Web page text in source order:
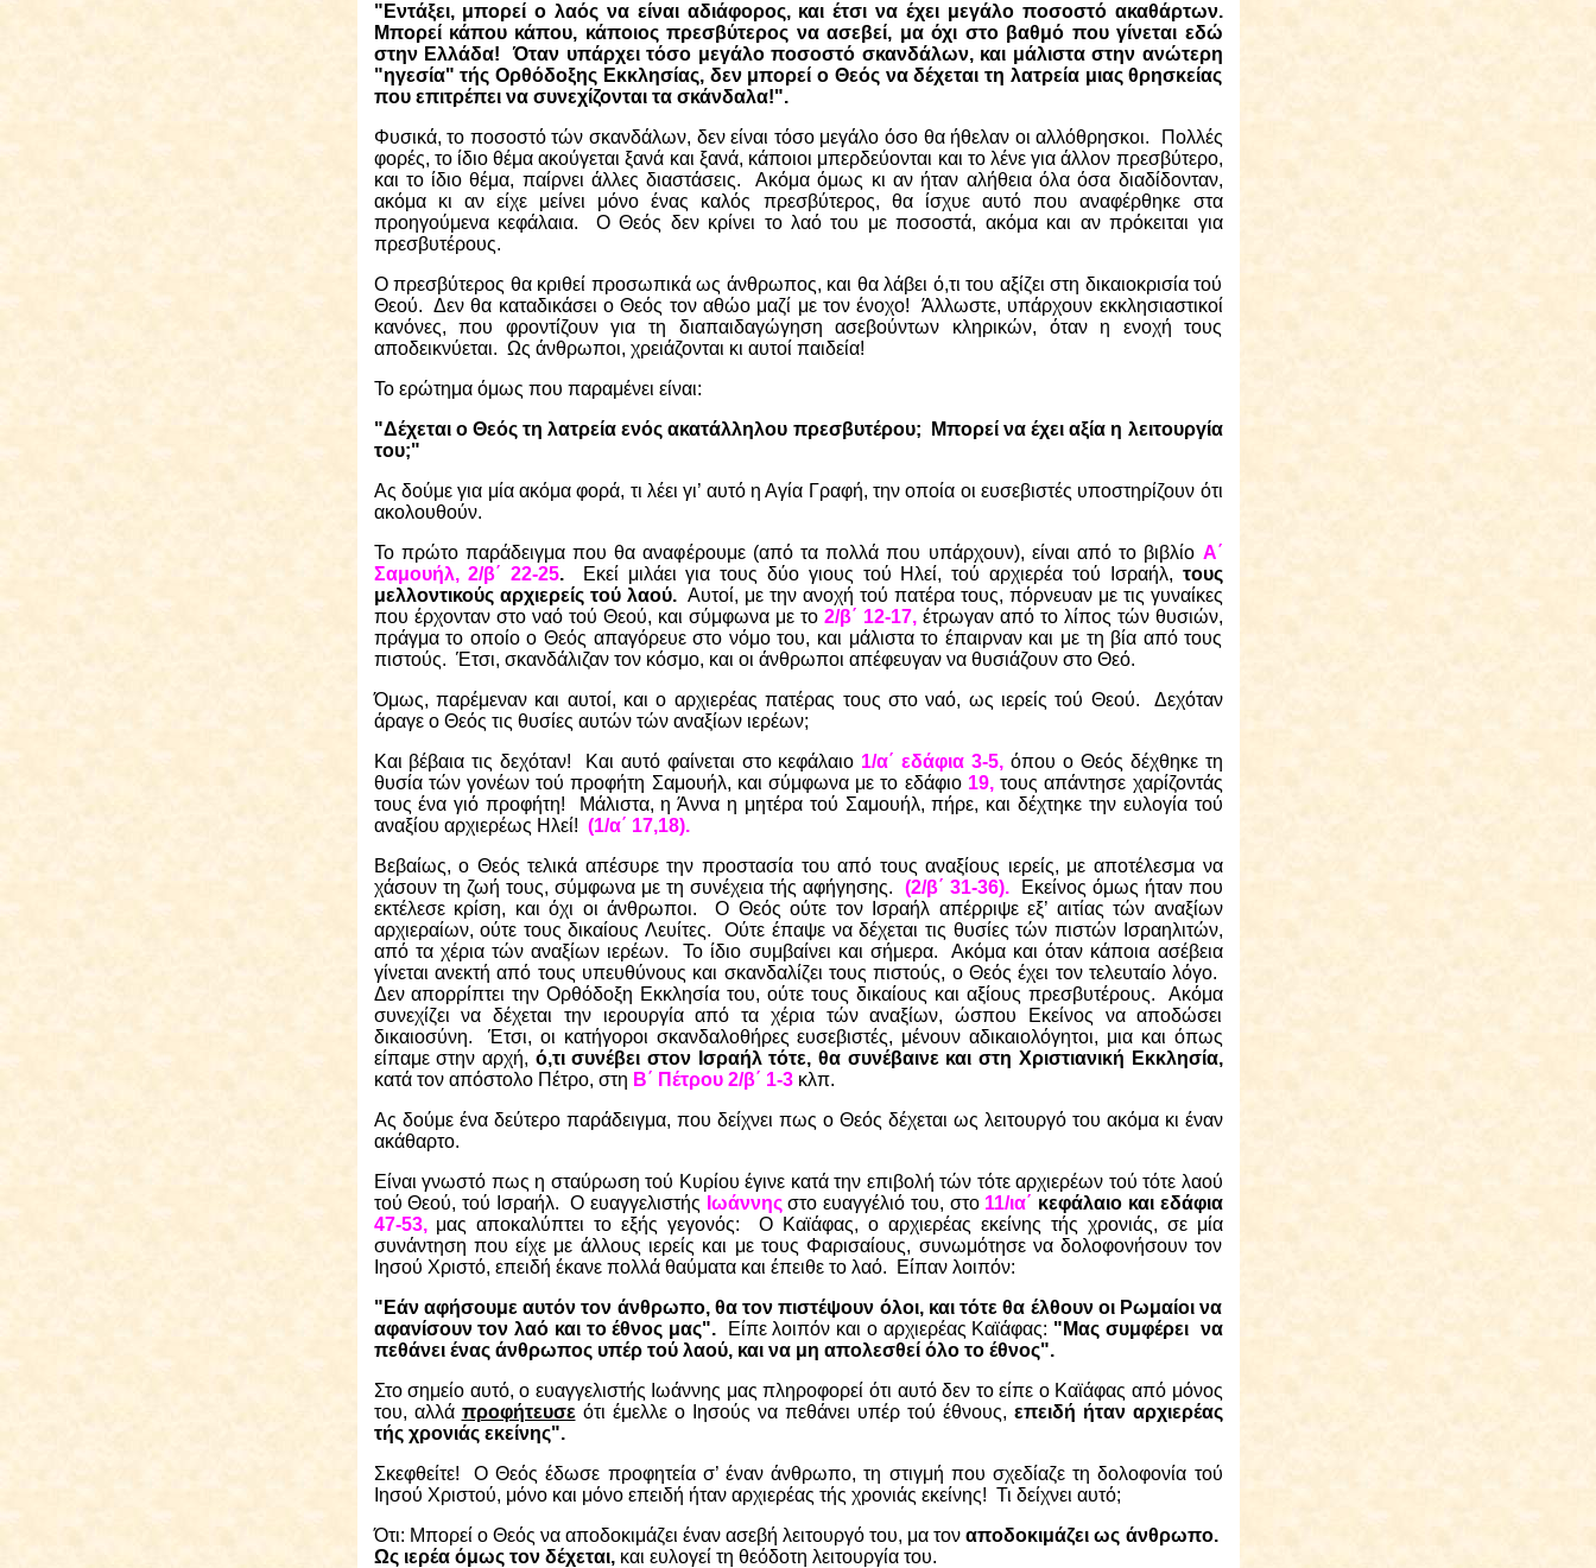
"Εντάξει, μπορεί ο λαός να είναι αδιάφορος, και έτσι να έχει μεγάλο ποσοστό ακαθάρτων.
Μπορεί κάπου κάπου, κάποιος πρεσβύτερος να ασεβεί, μα όχι στο βαθμό που γίνεται εδώ
στην Ελλάδα!
Όταν υπάρχει τόσο μεγάλο ποσοστό σκανδάλων, και μάλιστα στην ανώτερη
"ηγεσία" τής Ορθόδοξης Εκκλησίας, δεν μπορεί ο Θεός να δέχεται τη λατρεία μιας θρησκείας
που επιτρέπει να συνεχίζονται τα σκάνδαλα!".
Φυσικά, το ποσοστό τών σκανδάλων, δεν είναι τόσο μεγάλο όσο θα ήθελαν οι αλλόθρησκοι.
Πολλές
φορές, το ίδιο θέμα ακούγεται ξανά και ξανά, κάποιοι μπερδεύονται και το λένε για άλλον πρεσβύτερο,
και το ίδιο θέμα, παίρνει άλλες διαστάσεις.
Ακόμα όμως κι αν ήταν αλήθεια όλα όσα διαδίδονταν,
ακόμα κι αν είχε μείνει μόνο ένας καλός πρεσβύτερος, θα ίσχυε αυτό που αναφέρθηκε στα
προηγούμενα κεφάλαια.
Ο Θεός δεν κρίνει το λαό του με ποσοστά, ακόμα και αν πρόκειται για
πρεσβυτέρους.
Ο πρεσβύτερος θα κριθεί προσωπικά ως άνθρωπος, και θα λάβει ό,τι του αξίζει στη δικαιοκρισία τού
Θεού. Δεν θα καταδικάσει ο Θεός τον αθώο μαζί με τον ένοχο!
Άλλωστε, υπάρχουν εκκλησιαστικοί
κανόνες, που φροντίζουν για τη διαπαιδαγώγηση ασεβούντων κληρικών, όταν η ενοχή τους
αποδεικνύεται. Ως άνθρωποι, χρειάζονται κι αυτοί παιδεία!
Το ερώτημα όμως που παραμένει είναι:
"Δέχεται ο Θεός τη λατρεία ενός ακατάλληλου πρεσβυτέρου;
Μπορεί να έχει αξία η λειτουργία
του;"
Ας δούμε για μία ακόμα φορά, τι λέει γι’ αυτό η Αγία Γραφή, την οποία οι ευσεβιστές υποστηρίζουν ότι
ακολουθούν.
Το πρώτο παράδειγμα που θα αναφέρουμε (από τα πολλά που υπάρχουν), είναι από το βιβλίο Α΄
Σαμουήλ, 2/β΄ 22-25. Εκεί μιλάει για τους δύο γιους τού Ηλεί, τού αρχιερέα τού Ισραήλ, τους
μελλοντικούς αρχιερείς τού λαού. Αυτοί, με την ανοχή τού πατέρα τους, πόρνευαν με τις γυναίκες
που έρχονταν στο ναό τού Θεού, και σύμφωνα με το 2/β΄ 12-17,έτρωγαν από το λίπος τών θυσιών,
πράγμα το οποίο ο Θεός απαγόρευε στο νόμο του, και μάλιστα το έπαιρναν και με τη βία από τους
πιστούς. Έτσι, σκανδάλιζαν τον κόσμο, και οι άνθρωποι απέφευγαν να θυσιάζουν στο Θεό.
Όμως, παρέμεναν και αυτοί, και ο αρχιερέας πατέρας τους στο ναό, ως ιερείς τού Θεού.
Δεχόταν
άραγε ο Θεός τις θυσίες αυτών τών αναξίων ιερέων;
Και βέβαια τις δεχόταν!
Και αυτό φαίνεται στο κεφάλαιο 1/α΄ εδάφια 3-5, όπου ο Θεός δέχθηκε τη
θυσία τών γονέων τού προφήτη Σαμουήλ, και σύμφωνα με το εδάφιο 19,τους απάντησε χαρίζοντάς
τους ένα γιό προφήτη!
Μάλιστα, η Άννα η μητέρα τού Σαμουήλ, πήρε, και δέχτηκε την ευλογία τού
αναξίου αρχιερέως Ηλεί! (1/α΄ 17,18).
Βεβαίως, ο Θεός τελικά απέσυρε την προστασία του από τους αναξίους ιερείς, με αποτέλεσμα να
χάσουν τη ζωή τους, σύμφωνα με τη συνέχεια τής αφήγησης.
(2/β΄ 31-36).
Εκείνος όμως ήταν που
εκτέλεσε κρίση, και όχι οι άνθρωποι.
Ο Θεός ούτε τον Ισραήλ απέρριψε εξ’ αιτίας τών αναξίων
αρχιεραίων, ούτε τους δικαίους Λευίτες.
Ούτε έπαψε να δέχεται τις θυσίες τών πιστών Ισραηλιτών,
από τα χέρια τών αναξίων ιερέων.
Το ίδιο συμβαίνει και σήμερα.
Ακόμα και όταν κάποια ασέβεια
γίνεται ανεκτή από τους υπευθύνους και σκανδαλίζει τους πιστούς, ο Θεός έχει τον τελευταίο λόγο.
Δεν απορρίπτει την Ορθόδοξη Εκκλησία του, ούτε τους δικαίους και αξίους πρεσβυτέρους.
Ακόμα
συνεχίζει να δέχεται την ιερουργία από τα χέρια τών αναξίων, ώσπου Εκείνος να αποδώσει
δικαιοσύνη.
Έτσι, οι κατήγοροι σκανδαλοθήρες ευσεβιστές, μένουν αδικαιολόγητοι, μια και όπως
είπαμε στην αρχή, ό,τι συνέβει στον Ισραήλ τότε, θα συνέβαινε και στη Χριστιανική Εκκλησία,
κατά τον απόστολο Πέτρο, στη Β΄ Πέτρου 2/β΄ 1-3κλπ.
Ας δούμε ένα δεύτερο παράδειγμα, που δείχνει πως ο Θεός δέχεται ως λειτουργό του ακόμα κι έναν
ακάθαρτο.
Είναι γνωστό πως η σταύρωση τού Κυρίου έγινε κατά την επιβολή τών τότε αρχιερέων τού τότε λαού
τού Θεού, τού Ισραήλ. Ο ευαγγελιστής Ιωάννηςστο ευαγγέλιό του, στο 11/ια΄ κεφάλαιο και εδάφια
47-53,μας αποκαλύπτει το εξής γεγονός:
Ο Καϊάφας, ο αρχιερέας εκείνης τής χρονιάς, σε μία
συνάντηση που είχε με άλλους ιερείς και με τους Φαρισαίους, συνωμότησε να δολοφονήσουν τον
Ιησού Χριστό, επειδή έκανε πολλά θαύματα και έπειθε το λαό.
Είπαν λοιπόν:
"Εάν αφήσουμε αυτόν τον άνθρωπο, θα τον πιστέψουν όλοι, και τότε θα έλθουν οι Ρωμαίοι να
αφανίσουν τον λαό και το έθνος μας".
Είπε λοιπόν και ο αρχιερέας Καϊάφας: "Μας συμφέρει να
πεθάνει ένας άνθρωπος υπέρ τού λαού, και να μη απολεσθεί όλο το έθνος".
Στο σημείο αυτό, ο ευαγγελιστής Ιωάννης μας πληροφορεί ότι αυτό δεν το είπε ο Καϊάφας από μόνος
του, αλλά προφήτευσεότι έμελλε ο Ιησούς να πεθάνει υπέρ τού έθνους, επειδή ήταν αρχιερέας
τής χρονιάς εκείνης".
Σκεφθείτε!
Ο Θεός έδωσε προφητεία σ’ έναν άνθρωπο, τη στιγμή που σχεδίαζε τη δολοφονία τού
Ιησού Χριστού, μόνο και μόνο επειδή ήταν αρχιερέας τής χρονιάς εκείνης! Τι δείχνει αυτό;
Ότι: Μπορεί ο Θεός να αποδοκιμάζει έναν ασεβή λειτουργό του, μα τοναποδοκιμάζει ως άνθρωπο.
Ως ιερέα όμως τον δέχεται,και ευλογεί τη θεόδοτη λειτουργία του.